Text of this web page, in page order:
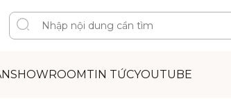
SHOWROOMTIN TỨCYOUTUBE